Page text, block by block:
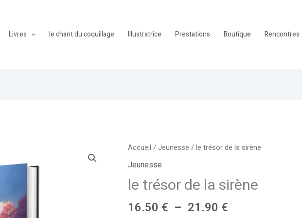
Livres le chant du coquillage Illustratrice Prestations Boutique Rencontres
Accueil /Jeunesse / le trésor de la sirène
Jeunesse
le trésor de la sirène
16.50 € – 21.90 €
Plage
16.50 €
quantité
de
le
trésor
la